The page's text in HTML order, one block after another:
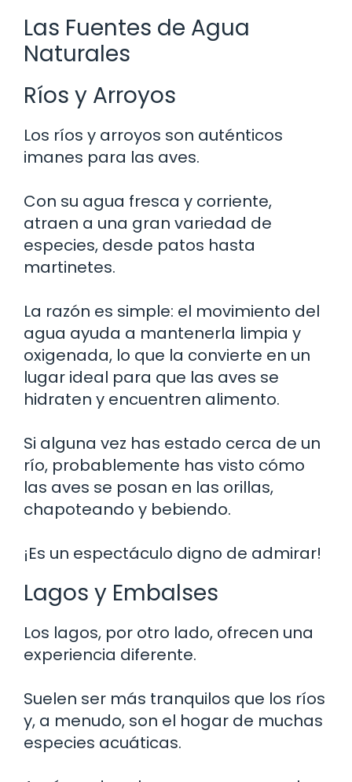
Las Fuentes de Agua
Naturales
Ríos y Arroyos
Los ríos y arroyos son auténticos
imanes para las aves.
Con su agua fresca y corriente,
atraen a una gran variedad de
especies, desde patos hasta
martinetes.
La razón es simple: el movimiento del
agua ayuda a mantenerla limpia y
oxigenada, lo que la convierte en un
lugar ideal para que las aves se
hidraten y encuentren alimento.
Si alguna vez has estado cerca de un
río, probablemente has visto cómo
las aves se posan en las orillas,
chapoteando y bebiendo.
¡Es un espectáculo digno de admirar!
Lagos y Embalses
Los lagos, por otro lado, ofrecen una
experiencia diferente.
Suelen ser más tranquilos que los ríos
y, a menudo, son el hogar de muchas
especies acuáticas.